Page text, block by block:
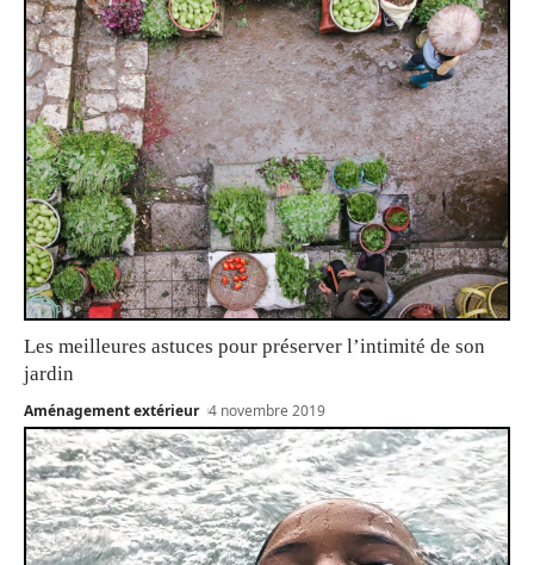
Les meilleures astuces pour préserver l’intimité de son
jardin
Aménagement extérieur 4 novembre 2019